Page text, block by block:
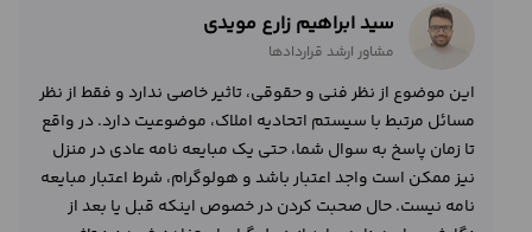
سید ابراهیم زارع مویدی
مشاور ارشد قراردادها
این موضوع از نظر فنی و حقوقی، تاثیر خاصی ندارد و فقط از نظر
مسائل مرتبط با سیستم اتحادیه املاک، موضوعیت دارد. در واقع
تا زمان پاسخ به سوال شما، حتی یک مبایعه نامه عادی در منزل
نیز ممکن است واجد اعتبار باشد و هولوگرام، شرط اعتبار مبایعه
نامه نیست. حال صحبت کردن در خصوص اینکه قبل یا بعد از